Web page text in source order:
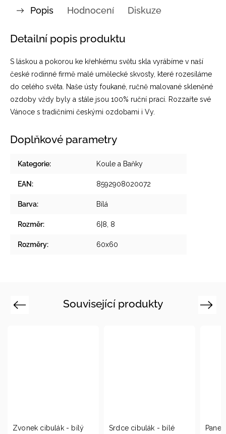
Popis Hodnocení Diskuze
Detailní popis produktu
S láskou a pokorou ke křehkému světu skla vyrábíme v naší
české rodinné firmě malé umělecké skvosty, které rozesíláme
do celého světa. Naše ústy foukané, ručně malované skleněné
ozdoby vždy byly a stále jsou 100% ruční prací. Rozzařte své
Vánoce s tradičními českými ozdobami i Vy.
Doplňkové parametry
Kategorie: Koule a Baňky
EAN : 8592908020072
Barva: Bílá
Rozměr: 6|8, 8
Rozměry: 60x60
Související produkty
Previous
- bílý Srdce cibulák - bílé
Panenka se
Next